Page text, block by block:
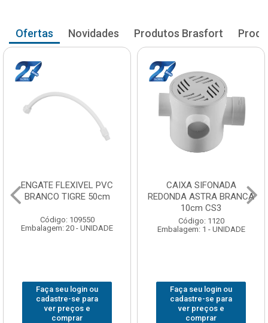
Ofertas Novidades Produtos Brasfort
ENGATE FLEXIVEL PVC
BRANCO TIGRE 50cm
Código: 109550
Embalagem: 20 - UNIDADE
Faça seu login ou
cadastre-se para
ver preços e
comprar
CAIXA SIFONADA
REDONDA ASTRA BRANCA
10cm CS3
Código: 1120
Embalagem: 1 - UNIDADE
Faça seu login ou
cadastre-se para
ver preços e
comprar